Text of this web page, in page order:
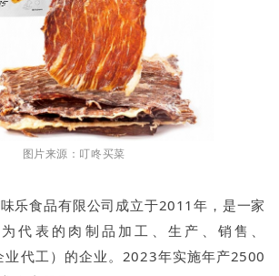
图片来源：叮咚买菜
乐食品有限公司成立于2011年，是一家
代表的肉制品加工、生产、销售、
业代工）的企业。2023年实施年产2500